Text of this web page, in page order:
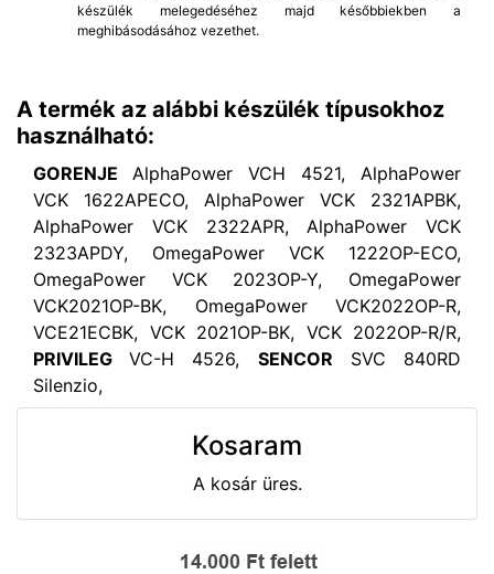
készülék melegedéséhez majd későbbiekben a
meghibásodásához vezethet.
A termék az alábbi készülék típusokhoz
használható:
GORENJE AlphaPower VCH 4521, AlphaPower
VCK 1622APECO, AlphaPower VCK 2321APBK,
AlphaPower VCK 2322APR, AlphaPower VCK
2323APDY, OmegaPower VCK 1222OP-ECO,
OmegaPower VCK 2023OP-Y, OmegaPower
VCK2021OP-BK, OmegaPower VCK2022OP-R,
VCE21ECBK, VCK 2021OP-BK, VCK 2022OP-R/R,
PRIVILEGVC-H 4526, SENCOR SVC 840RD
Silenzio,
Kosaram
A kosár üres.